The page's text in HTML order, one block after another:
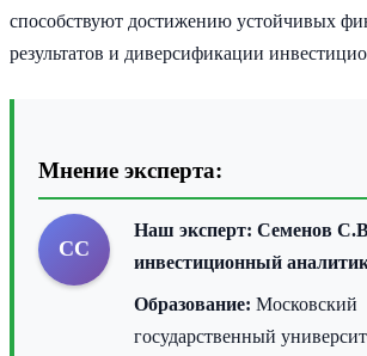
способствуют достижению устойчивых
результатов и диверсификации
Мнение эксперта:
СС
Наш эксперт: Семенов
инвестиционный
Образование: Московский
государственный